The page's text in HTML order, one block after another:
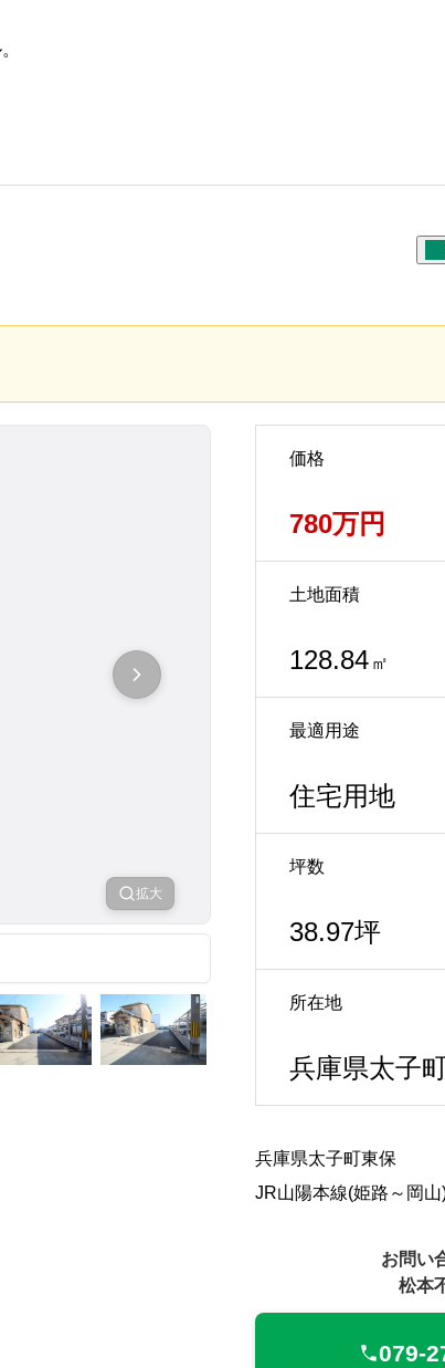
拡大
価格
780万円
土地面積
128.84 ㎡
最適用途
住宅用地
坪数
38.97坪
所在地
兵庫県太子
兵庫県太子町東保
JR山陽本線(姫路～岡
お問い
松本
079-